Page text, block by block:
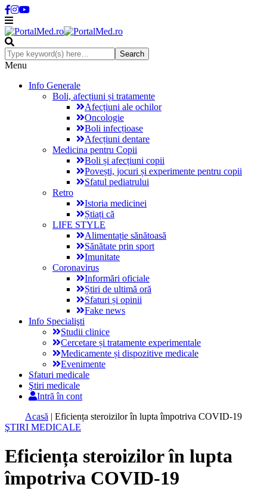
Menu
Info Generale
Boli, afecțiuni și tratamente
Afecțiuni ale ochilor
Oncologie
Boli infecțioase
Afecțiuni dentare
Medicina pentru Copii
Boli și afecțiuni copii
Povești, jocuri și experimente pentru copii
Sfatul pediatrului
Retro
Istoria medicinei
Știați că
LIFE STYLE
Alimentație sănătoasă
Sănătate prin sport
Imunitate
Coronavirus
Informări oficiale
Știri de ultimă oră
Sfaturi și opinii
Fake news
Info Specialişti
Studii clinice
Cercetare și tratamente experimentale
Medicamente și dispozitive medicale
Evenimente
Sfaturi medicale
Ştiri medicale
Intră în cont
Acasă | Eficiența steroizilor în lupta împotriva COVID-19
ŞTIRI MEDICALE
Eficiența steroizilor în lupta
împotriva COVID-19